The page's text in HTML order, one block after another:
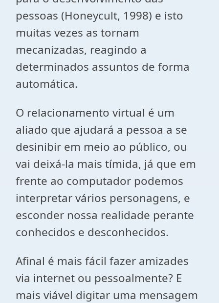
pessoas (Honeycult, 1998) e isto
muitas vezes as tornam
mecanizadas, reagindo a
determinados assuntos de forma
automática.
O relacionamento virtual é um
aliado que ajudará a pessoa a se
desinibir em meio ao público, ou
vai deixá-la mais tímida, já que em
frente ao computador podemos
interpretar vários personagens, e
esconder nossa realidade perante
conhecidos e desconhecidos.
Afinal é mais fácil fazer amizades
via internet ou pessoalmente? E
mais viável digitar uma mensagem